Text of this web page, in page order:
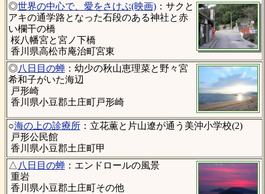
◎世界の中心で、愛をさけぶ(映画)：サクと
アキの通学路となった石段のある神社と赤
い欄干の橋
桜八幡宮と宮ノ下橋
香川県高松市庵治町宮東
◎八日目の蝉：幼少の秋山恵理菜と野々宮
希和子がいた海辺
戸形崎
香川県小豆郡土庄町戸形崎
○海の上の診療所：立花薫と片山遼が通う美沖小学校(2)
戸形公民館
香川県小豆郡土庄町甲
△ 八日目の蝉：エンドロールの風景
重岩
香川県小豆郡土庄町その他